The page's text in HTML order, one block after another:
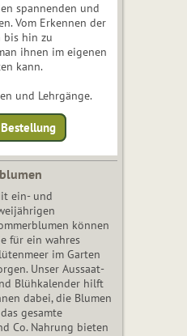
spannenden und
Vom Erkennen der
bis hin zu
ihnen im eigenen
kann.
und Lehrgänge.
ein- und
können
für ein wahres
im Garten
Unser Aussaat-
Blühkalender hilft
dabei, die Blumen
gesamte
Co. Nahrung bieten